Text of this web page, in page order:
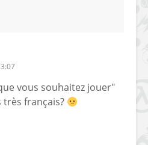
vous souhaitez jouer"
très français?